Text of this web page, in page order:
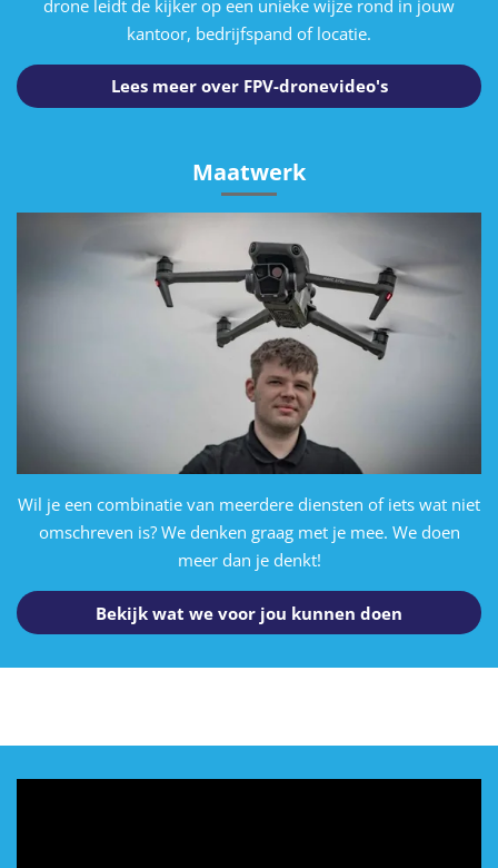
drone leidt de kijker op een unieke wijze rond in jouw
kantoor, bedrijfspand of locatie.
Lees meer over FPV-dronevideo's
Maatwerk
Wil je een combinatie van meerdere diensten of iets wat niet
omschreven is? We denken graag met je mee. We doen
meer dan je denkt!
Bekijk wat we voor jou kunnen doen